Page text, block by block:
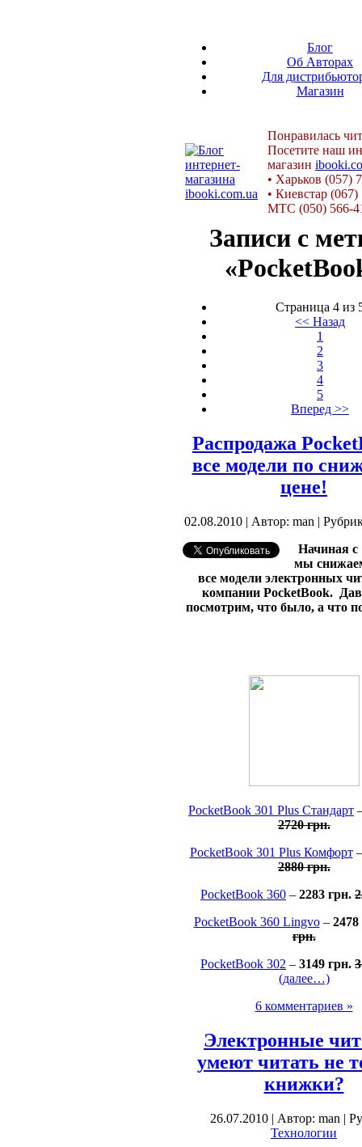
Блог
Об Авторах
Для
Магазин
Понравилась
Посетите наш
магазин
• Харьков (057)
• Киевстар (067)
МТС (050) 566-
Записи с
Страница 4 из
<< Назад
1
2
3
4
5
Вперед >>
Распродажа
все модели по
цене!
02.08.2010 | Автор: man |
Начиная с
мы
все модели электронных
компании PocketBook.
посмотрим, что было, а что
PocketBook 301 Plus Стандарт
2720 грн.
PocketBook 301 Plus Комфорт
2880 грн.
PocketBook 360 – 2283 грн.
PocketBook 360 Lingvo–
грн.
PocketBook 302 – 3149 грн.
(далее…)
6 комментариев »
Электронные
умеют читать не
книжки?
26.07.2010 | Автор: man |
Технологии